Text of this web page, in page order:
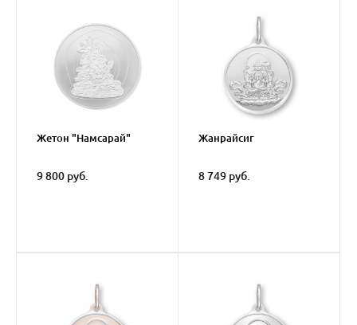
Жетон "Намсарай"
9 800 руб.
Жанрайсиг
8 749 руб.